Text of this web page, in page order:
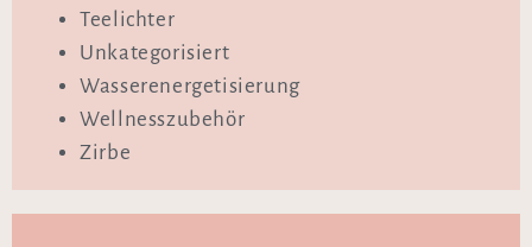
Teelichter
Unkategorisiert
Wasserenergetisierung
Wellnesszubehör
Zirbe